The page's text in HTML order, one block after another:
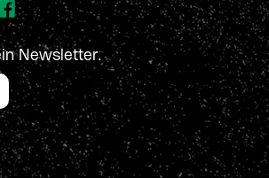
Newsletter.